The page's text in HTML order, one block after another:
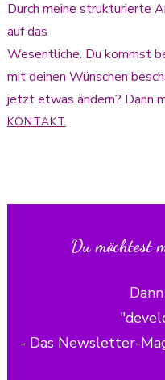
Durch meine strukturierte
auf das
Wesentliche. Du kommst
mit deinen Wünschen
jetzt etwas ändern? Dann
KONTAKT
Du möchtest
- Das Newsletter-